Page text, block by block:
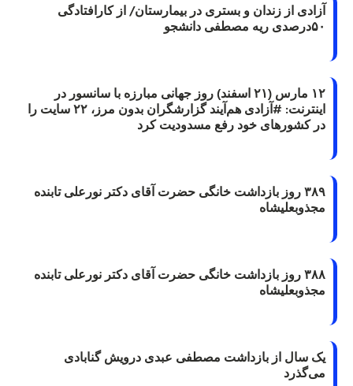
آزادی از زندان و بستری در بیمارستان/ از کارافتادگی
۵۰درصدی ریه مصطفی دانشجو
۱۲ مارس (۲۱ اسفند) روز جهانی مبارزه با سانسور در
اینترنت: #آزادی هم‌آیند گزارشگران‌ بدون مرز، ۲۲ سایت را
در کشورهای خود رفع مسدودیت کرد
۳۸۹ روز بازداشت خانگی حضرت آقای دکتر نورعلی تابنده
مجذوبعلیشاه
۳۸۸ روز بازداشت خانگی حضرت آقای دکتر نورعلی تابنده
مجذوبعلیشاه
یک سال از بازداشت مصطفی عبدی درویش گنابادی
می‌گذرد